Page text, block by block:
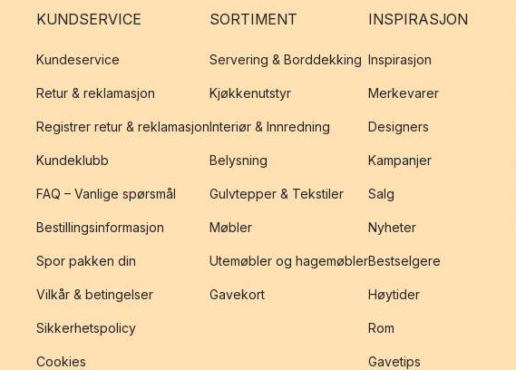
KUNDSERVICE
Kundeservice
Retur & reklamasjon
Registrer retur & reklamasjon
Kundeklubb
FAQ – Vanlige spørsmål
Bestillingsinformasjon
Spor pakken din
Vilkår & betingelser
Sikkerhetspolicy
Cookies
SORTIMENT
Servering & Borddekking
Kjøkkenutstyr
Interiør & Innredning
Belysning
Gulvtepper & Tekstiler
Møbler
Utemøbler og hagemøbler
Gavekort
INSPIRASJON
Inspirasjon
Merkevarer
Designers
Kampanjer
Salg
Nyheter
Bestselgere
Høytider
Rom
Gavetips